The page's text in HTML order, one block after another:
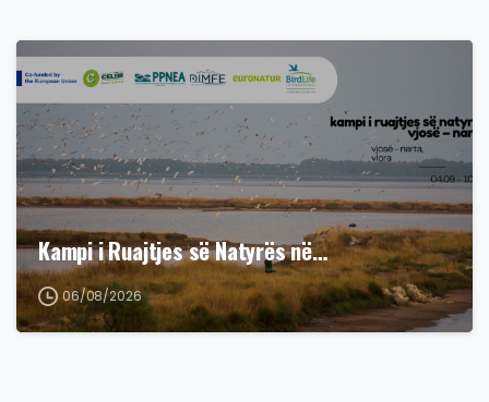
Kampi i Ruajtjes së Natyrës në…
06/08/2026